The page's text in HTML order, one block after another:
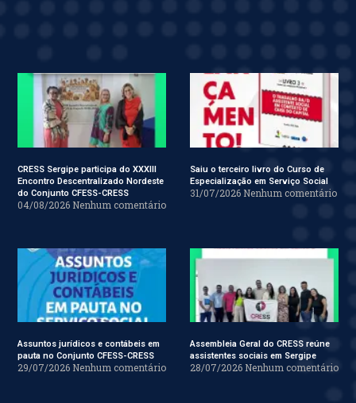
CRESS Sergipe participa do XXXIII
Encontro Descentralizado Nordeste
do Conjunto CFESS-CRESS
04/08/2026 Nenhum comentário
Saiu o terceiro livro do Curso de
Especialização em Serviço Social
31/07/2026 Nenhum comentário
Assuntos jurídicos e contábeis em
pauta no Conjunto CFESS-CRESS
29/07/2026 Nenhum comentário
Assembleia Geral do CRESS reúne
assistentes sociais em Sergipe
28/07/2026 Nenhum comentário